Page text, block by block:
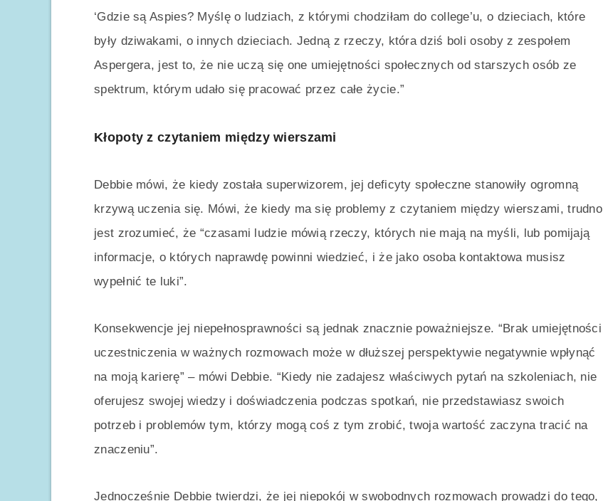
‘Gdzie są Aspies? Myślę o ludziach, z którymi chodziłam do college’u, o dzieciach, które
były dziwakami, o innych dzieciach. Jedną z rzeczy, która dziś boli osoby z zespołem
Aspergera, jest to, że nie uczą się one umiejętności społecznych od starszych osób ze
spektrum, którym udało się pracować przez całe życie.”
Kłopoty z czytaniem między wierszami
Debbie mówi, że kiedy została superwizorem, jej deficyty społeczne stanowiły ogromną
krzywą uczenia się. Mówi, że kiedy ma się problemy z czytaniem między wierszami, trudno
jest zrozumieć, że “czasami ludzie mówią rzeczy, których nie mają na myśli, lub pomijają
informacje, o których naprawdę powinni wiedzieć, i że jako osoba kontaktowa musisz
wypełnić te luki”.
Konsekwencje jej niepełnosprawności są jednak znacznie poważniejsze. “Brak umiejętności
uczestniczenia w ważnych rozmowach może w dłuższej perspektywie negatywnie wpłynąć
na moją karierę” – mówi Debbie. “Kiedy nie zadajesz właściwych pytań na szkoleniach, nie
oferujesz swojej wiedzy i doświadczenia podczas spotkań, nie przedstawiasz swoich
potrzeb i problemów tym, którzy mogą coś z tym zrobić, twoja wartość zaczyna tracić na
znaczeniu”.
Jednocześnie Debbie twierdzi, że jej niepokój w swobodnych rozmowach prowadzi do tego,